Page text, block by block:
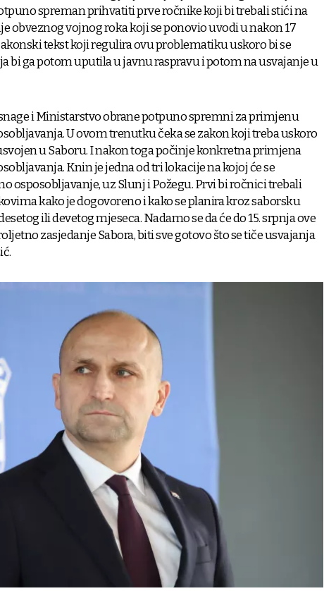
spreman prihvatiti prve ročnike koji bi trebali stići na
obveznog vojnog roka koji se ponovio uvodi u nakon 17
tekst koji regulira ovu problematiku uskoro bi se
bi ga potom uputila u javnu raspravu i potom na usvajanje u
i Ministarstvo obrane potpuno spremni za primjenu
U ovom trenutku čeka se zakon koji treba uskoro
u Saboru. I nakon toga počinje konkretna primjena
Knin je jedna od tri lokacije na kojoj će se
osposobljavanje, uz Slunj i Požegu. Prvi bi ročnici trebali
kako je dogovoreno i kako se planira kroz saborsku
ili devetog mjeseca. Nadamo se da će do 15. srpnja ove
zasjedanje Sabora, biti sve gotovo što se tiče usvajanja